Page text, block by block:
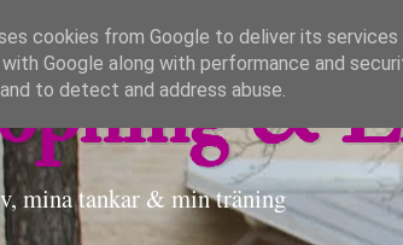
&
mina tankar & min träning
cookies from Google to deliver its
with Google along with performance and
to detect and address abuse.